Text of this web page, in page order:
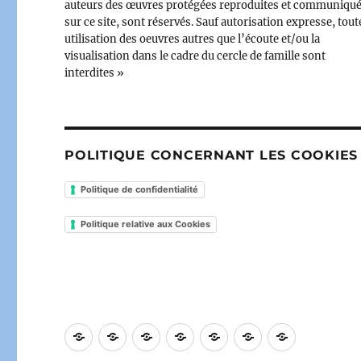
auteurs des œuvres protégées reproduites et
sur ce site, sont réservés. Sauf autorisation expresse,
utilisation des oeuvres autres que l’écoute et/ou la
visualisation dans le cadre du cercle de famille sont
interdites »
POLITIQUE CONCERNANT LES COOKIES
Politique de confidentialité
Politique relative aux Cookies
Accueil
[
[
Les
Le
Contact
À